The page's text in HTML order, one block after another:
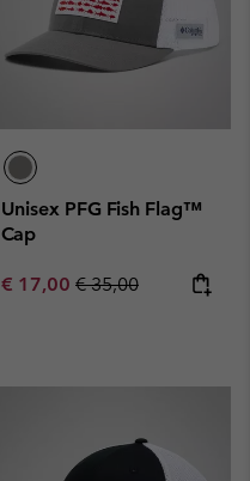
Unisex PFG Fish Flag™
Cap
Sale price:
€ 17,00 Regular price:
€ 35,00